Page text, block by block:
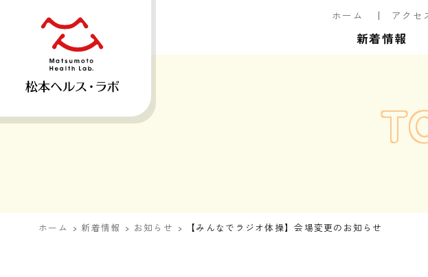
ホーム アクセ
新着情報
ホーム 新着情報 お知らせ 【みんなでラジオ体操】会場変更のお知らせ